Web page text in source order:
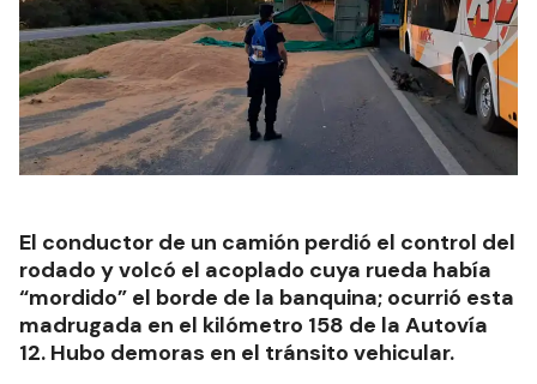
El conductor de un camión perdió el control del
rodado y volcó el acoplado cuya rueda había
“mordido” el borde de la banquina; ocurrió esta
madrugada en el kilómetro 158 de la Autovía
12. Hubo demoras en el tránsito vehicular.